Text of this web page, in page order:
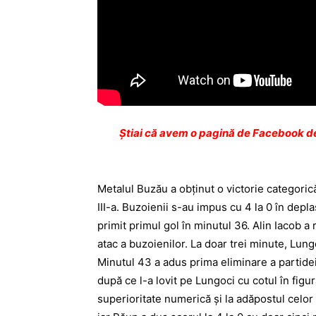
Ştiai că avem o pagină de Facebook
Metalul Buzău a obţinut o victorie
III-a. Buzoienii s-au impus cu 4 la 0 în
primit primul gol în minutul 36. Alin Iacob
atac a buzoienilor. La doar trei minute,
Minutul 43 a adus prima eliminare a
după ce l-a lovit pe Lungoci cu cotul în
superioritate numerică şi la adăpostul